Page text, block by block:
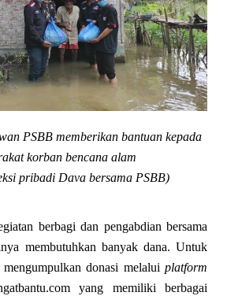
PSBB memberikan bantuan kepada
korban bencana alam
pribadi Dava bersama PSBB)
berbagi dan pengabdian bersama
membutuhkan banyak dana. Untuk
donasi melalui platform
yang memiliki berbagai